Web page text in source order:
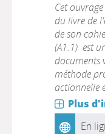
Cet
du livre de
de son
(A1.1) est
documents
méthode
actionnelle
Plus
En